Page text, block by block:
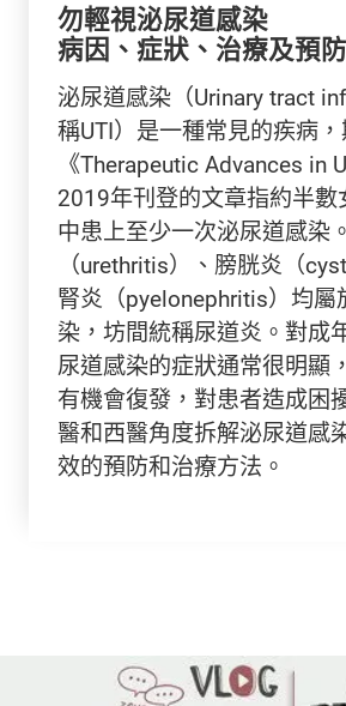
勿輕視泌尿道感染
病因、症狀、治療及預
泌尿道感染（Urinary tract
稱UTI）是一種常見的疾病
《Therapeutic Advances in
2019年刊登的文章指約半數
中患上至少一次泌尿道感染
（urethritis）、膀胱炎（
腎炎（pyelonephritis）均屬
染，坊間統稱尿道炎。對成
尿道感染的症狀通常很明顯
有機會復發，對患者造成困
醫和西醫角度拆解泌尿道感
效的預防和治療方法。